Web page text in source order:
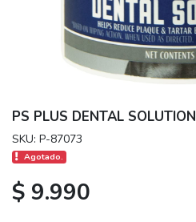
PS PLUS DENTAL
SKU: P-87073
Agotado.
$ 9.990